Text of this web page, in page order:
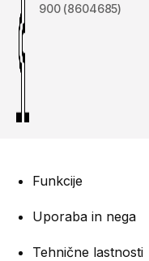
900 (8604685)
Funkcije
Uporaba in nega
Tehnične lastnosti